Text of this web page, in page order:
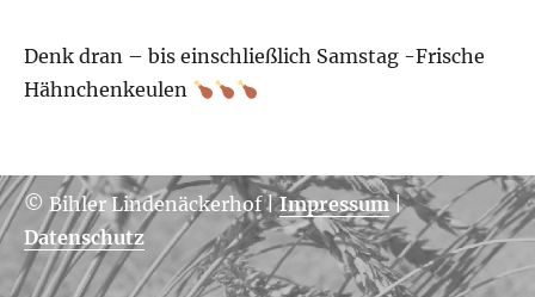
Denk dran – bis einschließlich Samstag -Frische
Hähnchenkeulen
© Bihler Lindenäckerhof|Impressum|
Datenschutz